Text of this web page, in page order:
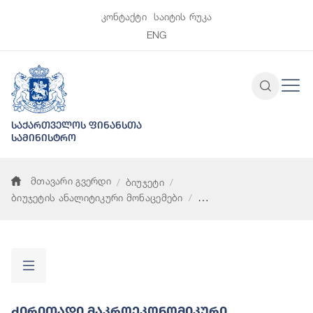
კონტაქტი
საიტის რუკა
ENG
საქართველოს ფინანსთა
სამინისტრო
მთავარი გვერდი
ბიუჯეტი
ბიუჯეტის ანალიტიკური მონაცემები